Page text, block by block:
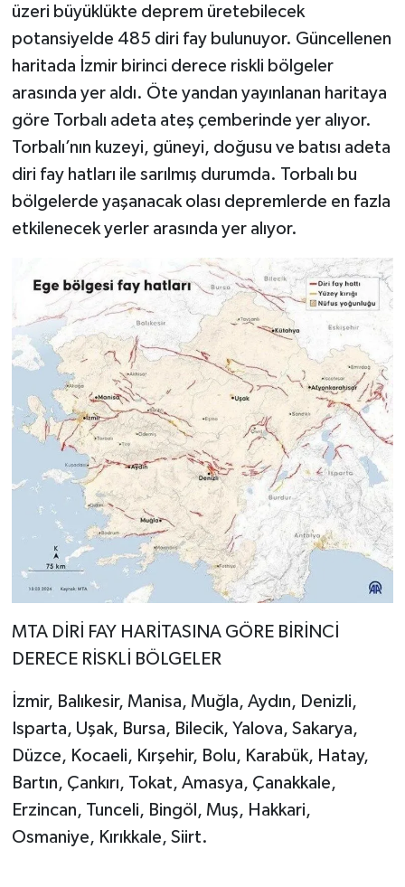
üzeri büyüklükte deprem üretebilecek
potansiyelde 485 diri fay bulunuyor. Güncellenen
haritada İzmir birinci derece riskli bölgeler
arasında yer aldı. Öte yandan yayınlanan haritaya
göre Torbalı adeta ateş çemberinde yer alıyor.
Torbalı’nın kuzeyi, güneyi, doğusu ve batısı adeta
diri fay hatları ile sarılmış durumda. Torbalı bu
bölgelerde yaşanacak olası depremlerde en fazla
etkilenecek yerler arasında yer alıyor.
MTA DİRİ FAY HARİTASINA GÖRE BİRİNCİ
DERECE RİSKLİ BÖLGELER
İzmir, Balıkesir, Manisa, Muğla, Aydın, Denizli,
Isparta, Uşak, Bursa, Bilecik, Yalova, Sakarya,
Düzce, Kocaeli, Kırşehir, Bolu, Karabük, Hatay,
Bartın, Çankırı, Tokat, Amasya, Çanakkale,
Erzincan, Tunceli, Bingöl, Muş, Hakkari,
Osmaniye, Kırıkkale, Siirt.